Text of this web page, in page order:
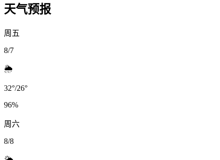
天气预报
周五
8/7
🌦️
32°/26°
96%
周六
8/8